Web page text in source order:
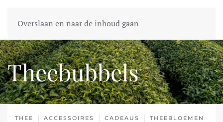
Overslaan en naar de inhoud gaan
Theebubbels
THEE ACCESSOIRES CADEAUS
THEEBLOEMEN